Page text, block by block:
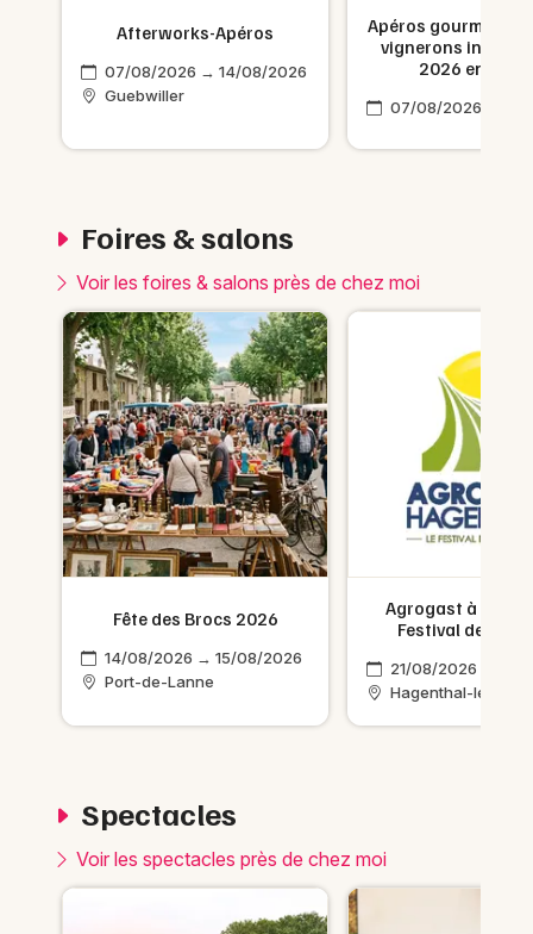
Afterworks-Apéros
07/08/2026 → 14/08/2026
Guebwiller
Apéros gourmands
vignerons
2026 en
07/08/2026 → 14/
Foires & salons
Voir les foires & salons près de chez moi
Fête des Brocs 2026
14/08/2026 → 15/08/2026
Port-de-Lanne
Agrogast à
Festival des
21/08/2026 → 24/
Hagenthal-le-Haut
Spectacles
Voir les spectacles près de chez moi